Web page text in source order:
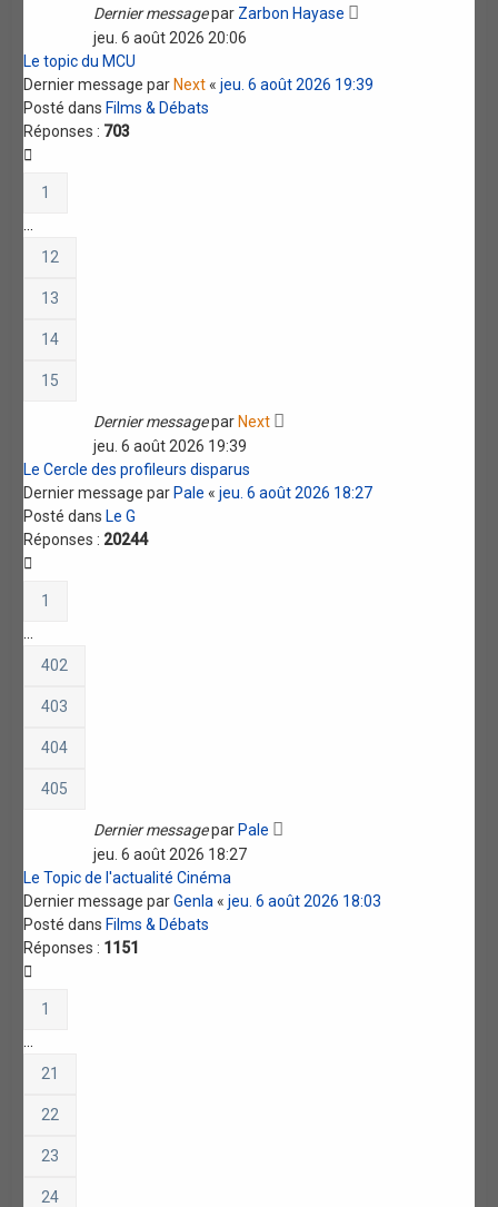
Dernier messagepar Zarbon Hayase
jeu. 6 août 2026 20:06
Le topic du MCU
Dernier message parNext«jeu. 6 août 2026 19:39
Posté dansFilms & Débats
Réponses : 703
1
12
13
14
15
Dernier messageparNext
jeu. 6 août 2026 19:39
Le Cercle des profileurs disparus
Dernier message parPale «jeu. 6 août 2026 18:27
Posté dansLe G
Réponses : 20244
1
402
403
404
405
Dernier messageparPale
jeu. 6 août 2026 18:27
Le Topic de l'actualité Cinéma
Dernier message parGenla «jeu. 6 août 2026 18:03
Posté dansFilms & Débats
Réponses : 1151
1
21
22
23
24